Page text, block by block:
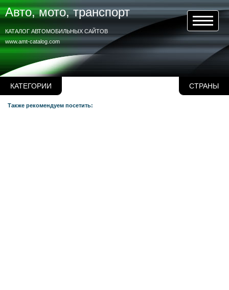
КАТЕГОРИИ СТРАНЫ
Авто, мото, транспорт
www.amt-catalog.com
КАТАЛОГ АВТОМОБИЛЬНЫХ САЙТОВ
Также рекомендуем посетить: